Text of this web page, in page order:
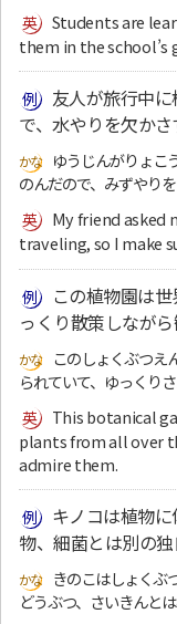
Students are
them in the school’s
友人が旅行中
で、水やりを欠かさ
ゆうじんがりょこ
のんだので、みずやり
My friend asked
traveling, so I make
この植物園は
っくり散策しなが
このしょくぶつえ
られていて、ゆっくり
This botanical
plants from all over
admire them.
キノコは植物
物、細菌とは別の独
きのこはしょくぶ
どうぶつ、さいきんと